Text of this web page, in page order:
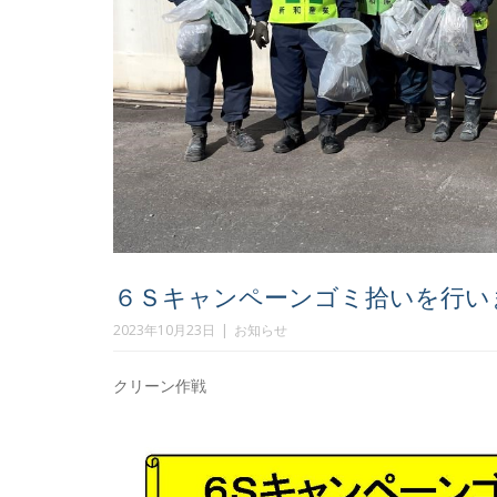
６Ｓキャンペーンゴミ拾いを行
2023年10月23日 お知らせ
クリーン作戦